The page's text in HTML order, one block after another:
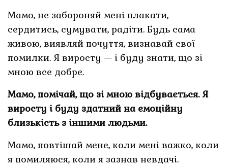
Мамо, не забороняй мені плакати,
сердитись, сумувати, радіти. Будь сама
живою, виявляй почуття, визнавай свої
помилки. Я виросту — і буду знати, що зі
мною все добре.
Мамо, помічай, що зі мною відбувається. Я
виросту і буду здатний на емоційну
близькість з іншими людьми.
Мамо, повтішай мене, коли мені важко, коли
я помиляюся, коли я зазнав невдачі.